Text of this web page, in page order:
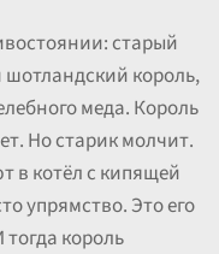
старый
шотландский король,
меда. Король
Но старик молчит.
в котёл с кипящей
упрямство. Это его
король